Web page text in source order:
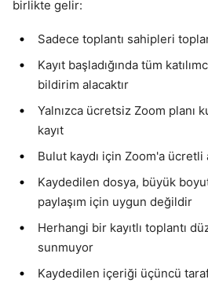
birlikte gelir:
Sadece toplantı sahipleri
Kayıt başladığında tüm
bildirim alacaktır
Yalnızca ücretsiz Zoom planı
kayıt
Bulut kaydı için Zoom'a
Kaydedilen dosya, büyük
paylaşım için uygun değildir
Herhangi bir kayıtlı toplantı
sunmuyor
Kaydedilen içeriği üçüncü